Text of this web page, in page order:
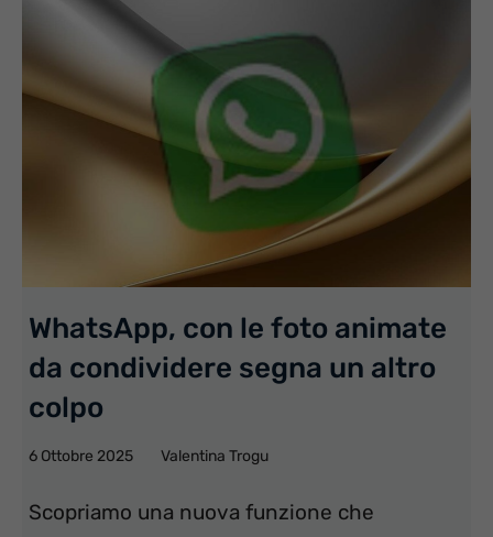
WhatsApp, con le foto animate
da condividere segna un altro
colpo
6 Ottobre 2025 Valentina Trogu
Scopriamo una nuova funzione che